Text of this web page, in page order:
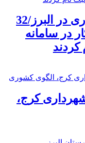
کاهش نرخ بیکاری در البرز/32
در سامانه
کردند
کرج،